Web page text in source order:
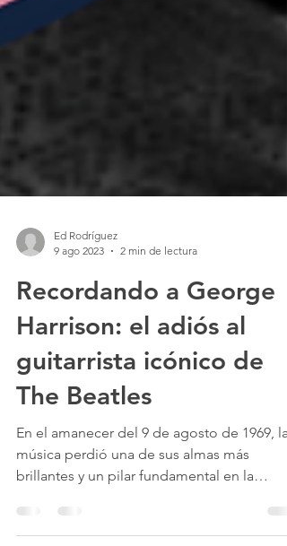
9 ago 2023
2 min de lectura
Recordando a George
Harrison: el adiós al
guitarrista icónico de
The Beatles
En el amanecer del 9 de agosto de 1969, la